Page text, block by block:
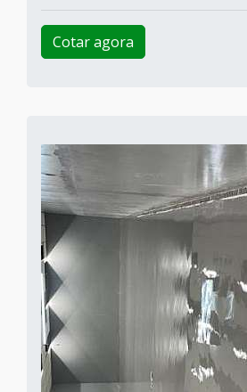
Cotar agora